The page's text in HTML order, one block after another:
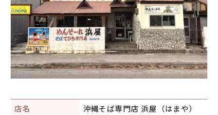
店名
沖縄そば専門店 浜屋（はまや）